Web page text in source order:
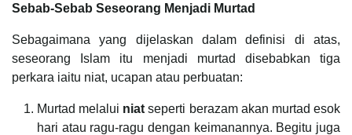
Sebab-Sebab Seseorang Menjadi Murtad
Sebagaimana yang dijelaskan dalam definisi di atas,
seseorang Islam itu menjadi murtad disebabkan tiga
perkara iaitu niat, ucapan atau perbuatan:
Murtad melalui niat seperti berazam akan murtad esok
hari atau ragu-ragu dengan keimanannya. Begitu juga